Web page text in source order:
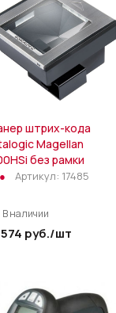
штрих-кода
Magellan
без рамки
Артикул: 17485
В наличии
руб./шт